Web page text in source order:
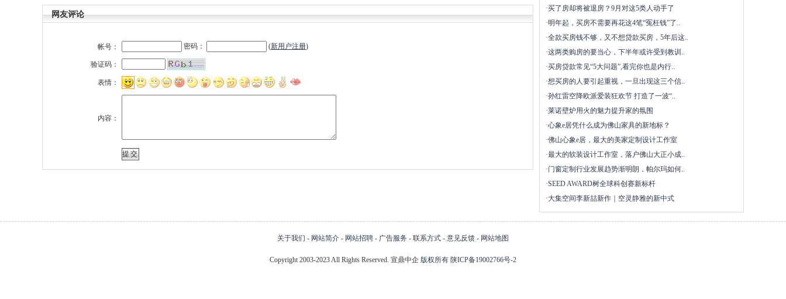
网友评论
帐号： 密码： (新用户注册)
验证码：
表情：
内容：
·买了房却将被退房？9月对这5类人动手了
·明年起，买房不需要再花这4笔“冤枉钱”了..
·全款买房钱不够，又不想贷款买房，5年后这..
·这两类购房的要当心，下半年或许受到教训..
·买房贷款常见“5大问题”,看完你也是内行..
·想买房的人要引起重视，一旦出现这三个信..
·孙红雷空降欧派爱装狂欢节 打造了一波“..
·莱诺壁炉用火的魅力提升家的氛围
·心象e居凭什么成为佛山家具的新地标？
·佛山心象e居，最大的美家定制设计工作室
·最大的软装设计工作室，落户佛山大正小成..
·门窗定制行业发展趋势渐明朗，帕尔玛如何..
·SEED AWARD树全球科创赛新标杆
·大集空间李新喆新作｜空灵静雅的新中式
关于我们 - 网站简介 - 网站招聘 - 广告服务 - 联系方式 - 意见反馈 - 网站地图
Copyright 2003-2023 All Rights Reserved. 宣鼎中企 版权所有 陕ICP备19002766号-2